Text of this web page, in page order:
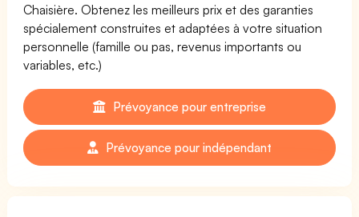
Chaisière. Obtenez les meilleurs prix et des garanties
spécialement construites et adaptées à votre situation
personnelle (famille ou pas, revenus importants ou
variables, etc.)
Prévoyance pour entreprise
Prévoyance pour indépendant